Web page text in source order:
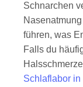
Schnarchen
führen, was
Falls du
Schlaflabor in